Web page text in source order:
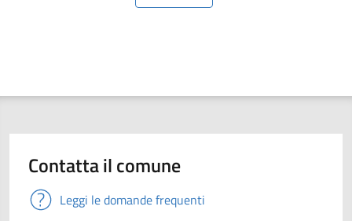
Contatta il comune
Leggi le domande frequenti